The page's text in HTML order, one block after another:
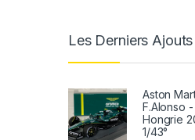
Les Derniers Ajouts
Aston
F.Alonso
Hongrie
1/43°